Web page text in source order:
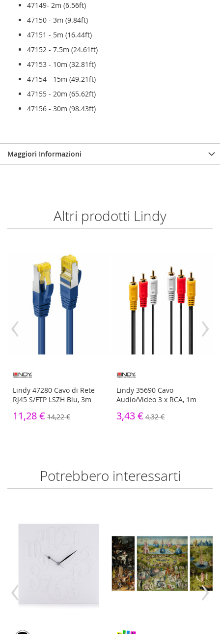
47149- 2m (6.56ft)
47150 - 3m (9.84ft)
47151 - 5m (16.44ft)
47152 - 7.5m (24.61ft)
47153 - 10m (32.81ft)
47154 - 15m (49.21ft)
47155 - 20m (65.62ft)
47156 - 30m (98.43ft)
Maggiori Informazioni
Altri prodotti Lindy
Lindy 47280 Cavo di Rete
RJ45 S/FTP LSZH Blu, 3m
11,28 € 14,22 €
Lindy 35690 Cavo
Audio/Video 3 x RCA, 1m
3,43 € 4,32 €
‹ ›
Potrebbero interessarti
‹ ›